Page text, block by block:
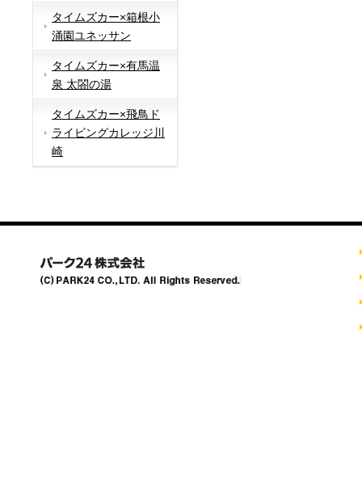
タイムズカー×箱根小
涌園ユネッサン
タイムズカー×有馬温
泉 太閤の湯
タイムズカー×飛鳥ド
ライビングカレッジ川
崎